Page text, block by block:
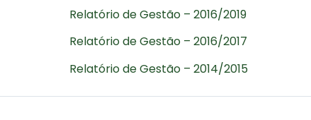
Relatório de Gestão – 2016/2019
Relatório de Gestão – 2016/2017
Relatório de Gestão – 2014/2015